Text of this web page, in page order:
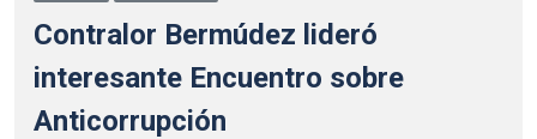
Contralor Bermúdez lideró
interesante Encuentro sobre
Anticorrupción